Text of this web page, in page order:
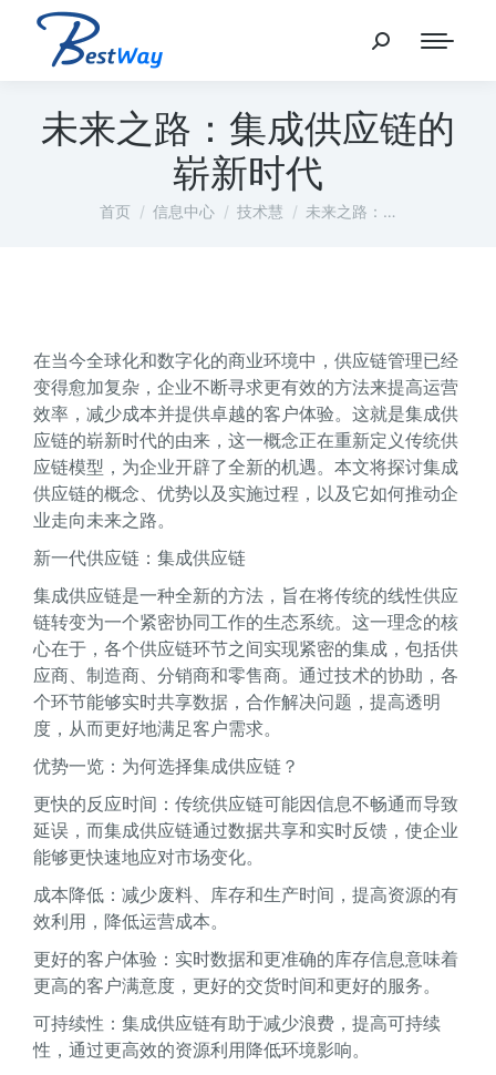
未来之路：集成供应链的
崭新时代
您在这里：
首页 信息中心 技术慧 未来之路：…
在当今全球化和数字化的商业环境中，供应链管理已经
变得愈加复杂，企业不断寻求更有效的方法来提高运营
效率，减少成本并提供卓越的客户体验。这就是集成供
应链的崭新时代的由来，这一概念正在重新定义传统供
应链模型，为企业开辟了全新的机遇。本文将探讨集成
供应链的概念、优势以及实施过程，以及它如何推动企
业走向未来之路。
新一代供应链：集成供应链
集成供应链是一种全新的方法，旨在将传统的线性供应
链转变为一个紧密协同工作的生态系统。这一理念的核
心在于，各个供应链环节之间实现紧密的集成，包括供
应商、制造商、分销商和零售商。通过技术的协助，各
个环节能够实时共享数据，合作解决问题，提高透明
度，从而更好地满足客户需求。
优势一览：为何选择集成供应链？
更快的反应时间：传统供应链可能因信息不畅通而导致
延误，而集成供应链通过数据共享和实时反馈，使企业
能够更快速地应对市场变化。
成本降低：减少废料、库存和生产时间，提高资源的有
效利用，降低运营成本。
更好的客户体验：实时数据和更准确的库存信息意味着
更高的客户满意度，更好的交货时间和更好的服务。
可持续性：集成供应链有助于减少浪费，提高可持续
性，通过更高效的资源利用降低环境影响。